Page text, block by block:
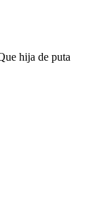
hija de puta